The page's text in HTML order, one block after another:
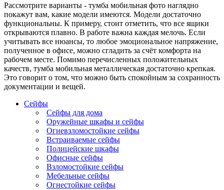
Рассмотрите варианты - тумба мобильная фото наглядно
покажут вам, какие модели имеются. Модели достаточно
функциональны. К примеру, стоит отметить, что все ящики
открываются плавно. В работе важна каждая мелочь. Если
учитывать все нюансы, то любое эмоциональное напряжение,
полученное в офисе, можно сгладить за счёт комфорта на
рабочем месте. Помимо перечисленных положительных
качеств, тумба мобильная металлическая достаточно крепкая.
Это говорит о том, что можно быть спокойным за сохранность
документации и вещей.
Сейфы
Сейфы для дома
Оружейные шкафы и сейфы
Огневзломостойкие сейфы
Встраиваемые сейфы
Полицейские шкафы
Офисные сейфы
Взломостойкие сейфы
Мебельные сейфы
Огнестойкие сейфы